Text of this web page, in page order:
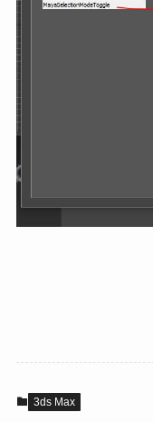
3ds Max